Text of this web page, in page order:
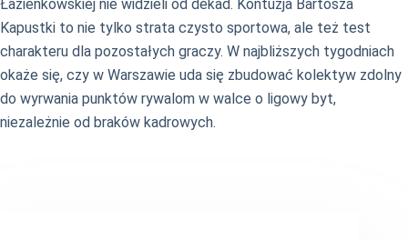
Łazienkowskiej nie widzieli od dekad. Kontuzja Bartosza
Kapustki to nie tylko strata czysto sportowa, ale też test
charakteru dla pozostałych graczy. W najbliższych tygodniach
okaże się, czy w Warszawie uda się zbudować kolektyw zdolny
do wyrwania punktów rywalom w walce o ligowy byt,
niezależnie od braków kadrowych.